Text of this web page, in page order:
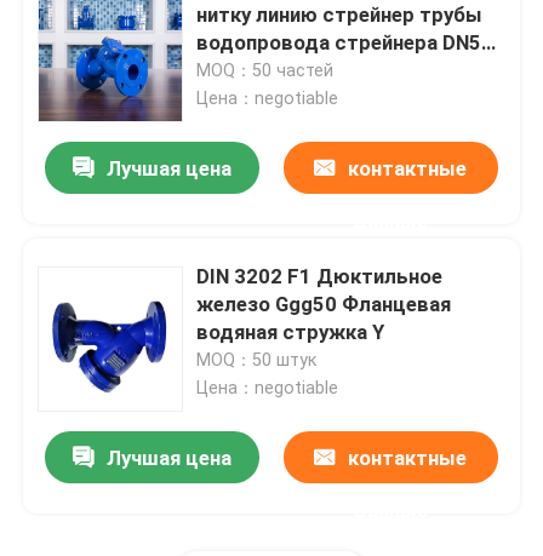
нитку линию стрейнер трубы
водопровода стрейнера DN50
GGG40 y
MOQ：50 частей
Цена：negotiable
Лучшая цена контактные
DIN 3202 F1 Дюктильное
железо Ggg50 Фланцевая
водяная стружка Y
MOQ：50 штук
Цена：negotiable
Лучшая цена контактные